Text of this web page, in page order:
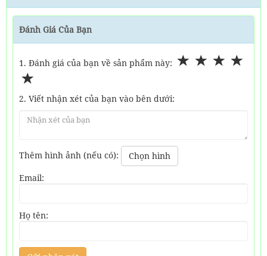
Đánh Giá Của Bạn
1. Đánh giá của bạn về sản phẩm này:
2. Viết nhận xét của bạn vào bên dưới:
Thêm hình ảnh (nếu có):
Chọn hình
Email:
Họ tên: